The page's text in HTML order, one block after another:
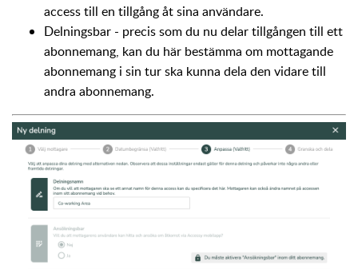
access till en tillgång åt sina användare.
Delningsbar - precis som du nu delar tillgången till ett
abonnemang, kan du här bestämma om mottagande
abonnemang i sin tur ska kunna dela den vidare till
andra abonnemang.